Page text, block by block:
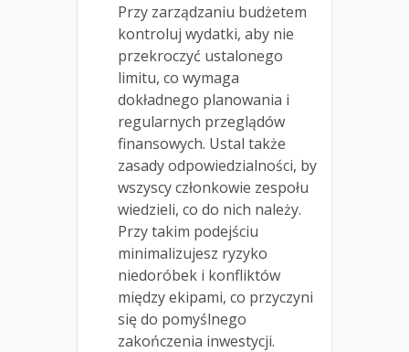
Przy zarządzaniu budżetem
kontroluj wydatki, aby nie
przekroczyć ustalonego
limitu, co wymaga
dokładnego planowania i
regularnych przeglądów
finansowych. Ustal także
zasady odpowiedzialności, by
wszyscy członkowie zespołu
wiedzieli, co do nich należy.
Przy takim podejściu
minimalizujesz ryzyko
niedoróbek i konfliktów
między ekipami, co przyczyni
się do pomyślnego
zakończenia inwestycji.